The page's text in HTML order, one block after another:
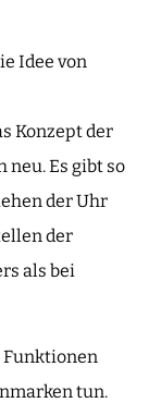
Idee von
Konzept der
Es gibt so
der Uhr
der
als bei
Funktionen
tun.